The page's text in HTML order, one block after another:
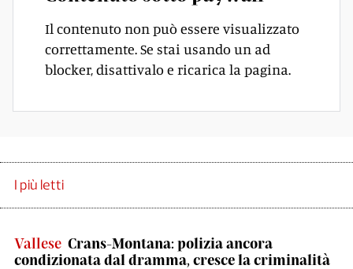
Il contenuto non può essere visualizzato
correttamente. Se stai usando un ad
blocker, disattivalo e ricarica la pagina.
I più letti
Vallese Crans-Montana: polizia ancora
condizionata dal dramma, cresce la criminalità